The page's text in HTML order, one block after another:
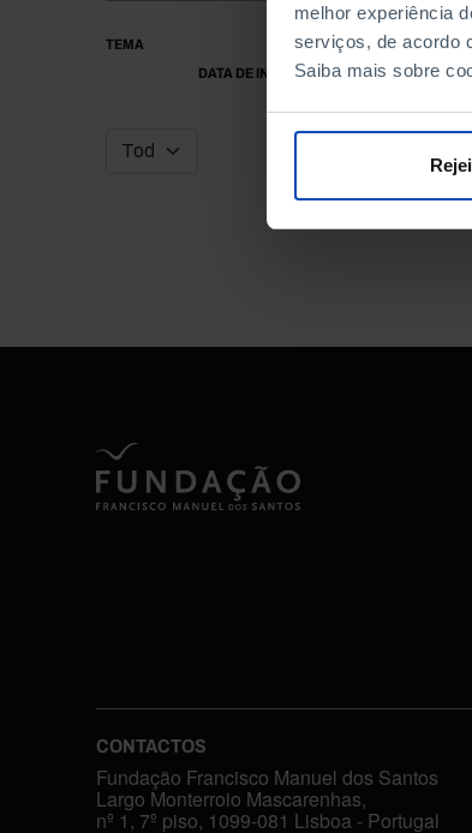
melhor experiência
serviços, de acordo
Saiba mais sobre
TEMA
DATA DE INÍCIO
CONTACTOS
Fundação Francisco Manuel dos Santos
Largo Monterroio Mascarenhas,
nº 1, 7º piso, 1099-081 Lisboa - Portugal